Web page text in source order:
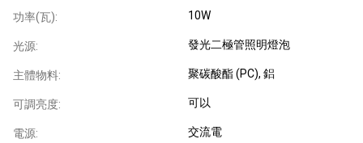
功率(瓦): 10W
光源: 發光二極管照明燈泡
主體物料: 聚碳酸酯 (PC), 鋁
可調亮度: 可以
電源: 交流電